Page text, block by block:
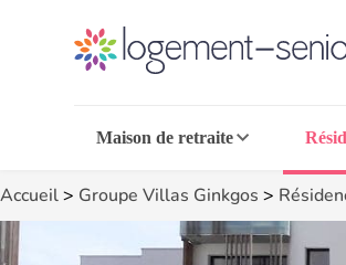
Maison de retraite
Accueil> Groupe Villas Ginkgos >